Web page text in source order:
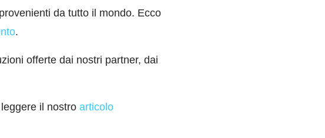
da tutto il mondo. Ecco
.
offerte dai nostri partner, dai
il nostro articolo